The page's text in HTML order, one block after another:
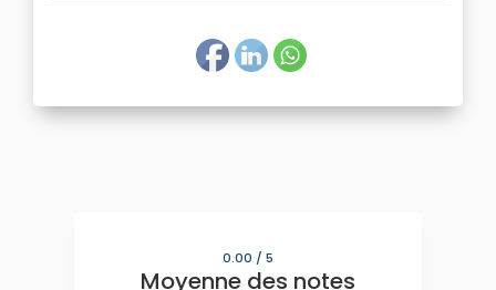
0.00 / 5
Moyenne des notes